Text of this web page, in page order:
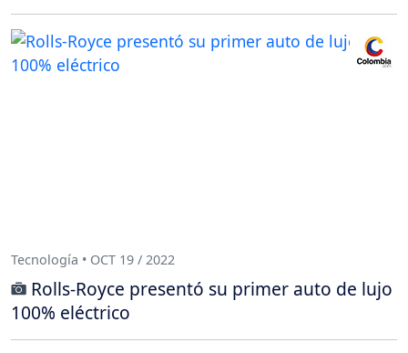
Tecnología • OCT 19 / 2022
Rolls-Royce presentó su primer auto de lujo
100% eléctrico